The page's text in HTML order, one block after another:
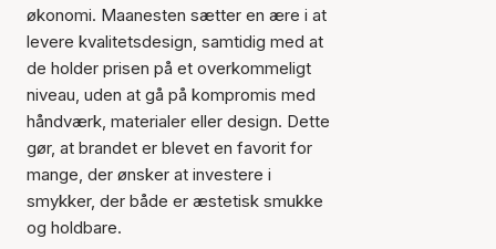
økonomi. Maanesten sætter en ære i at
levere kvalitetsdesign, samtidig med at
de holder prisen på et overkommeligt
niveau, uden at gå på kompromis med
håndværk, materialer eller design. Dette
gør, at brandet er blevet en favorit for
mange, der ønsker at investere i
smykker, der både er æstetisk smukke
og holdbare.